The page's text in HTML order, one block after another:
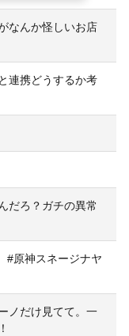
なんか怪しいお店
連携どうするか考
だろ？ガチの異常
#原神スネージナヤ
ノだけ見てて。一